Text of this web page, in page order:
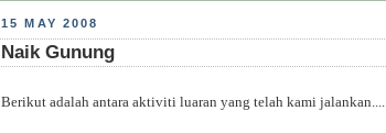
15 MAY 2008
Naik Gunung
Berikut adalah antara aktiviti luaran yang telah kami jalankan....